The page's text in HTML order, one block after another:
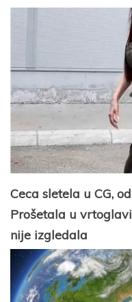
Ceca sletela u CG,
Prošetala u
nije izgledala